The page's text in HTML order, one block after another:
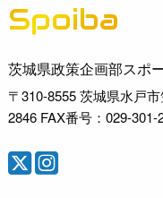
Spoiba
茨城県政策企画部スポ
〒310-8555 茨城県水戸
2846 FAX番号：029-301-